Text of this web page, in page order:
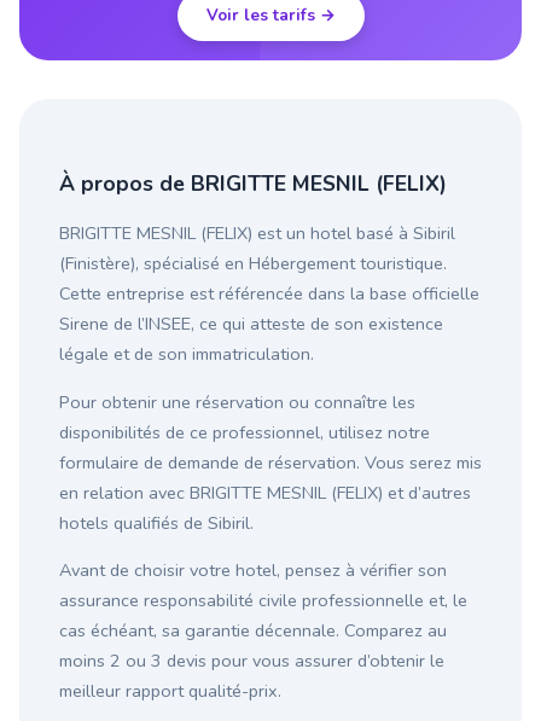
Voir les tarifs →
À propos de BRIGITTE MESNIL (FELIX)
BRIGITTE MESNIL (FELIX) est un hotel basé à Sibiril
(Finistère), spécialisé en Hébergement touristique.
Cette entreprise est référencée dans la base officielle
Sirene de l’INSEE, ce qui atteste de son existence
légale et de son immatriculation.
Pour obtenir une réservation ou connaître les
disponibilités de ce professionnel, utilisez notre
formulaire de demande de réservation. Vous serez mis
en relation avec BRIGITTE MESNIL (FELIX) et d’autres
hotels qualifiés de Sibiril.
Avant de choisir votre hotel, pensez à vérifier son
assurance responsabilité civile professionnelle et, le
cas échéant, sa garantie décennale. Comparez au
moins 2 ou 3 devis pour vous assurer d’obtenir le
meilleur rapport qualité-prix.